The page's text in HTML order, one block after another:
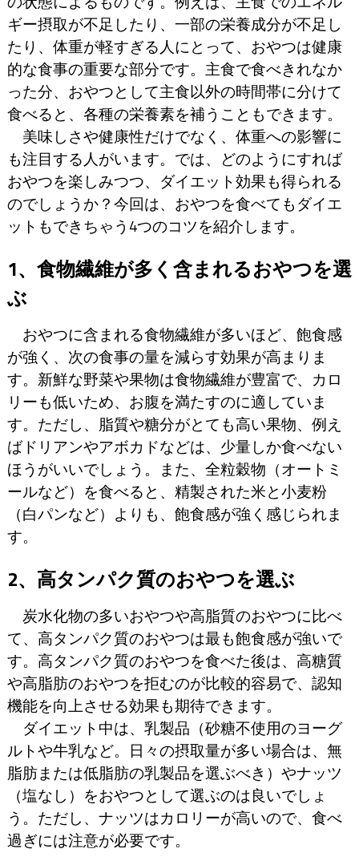
ギー摂取が不足したり、一部の栄養成分が不足し
たり、体重が軽すぎる人にとって、おやつは健康
的な食事の重要な部分です。主食で食べきれなか
った分、おやつとして主食以外の時間帯に分けて
食べると、各種の栄養素を補うこともできます。
美味しさや健康性だけでなく、体重への影響に
も注目する人がいます。では、どのようにすれば
おやつを楽しみつつ、ダイエット効果も得られる
のでしょうか？今回は、おやつを食べてもダイエ
ットもできちゃう4つのコツを紹介します。
1、食物繊維が多く含まれるおやつを選
ぶ
おやつに含まれる食物繊維が多いほど、飽食感
が強く、次の食事の量を減らす効果が高まりま
す。新鮮な野菜や果物は食物繊維が豊富で、カロ
リーも低いため、お腹を満たすのに適していま
す。ただし、脂質や糖分がとても高い果物、例え
ばドリアンやアボカドなどは、少量しか食べない
ほうがいいでしょう。また、全粒穀物（オートミ
ールなど）を食べると、精製された米と小麦粉
（白パンなど）よりも、飽食感が強く感じられま
す。
2、高タンパク質のおやつを選ぶ
炭水化物の多いおやつや高脂質のおやつに比べ
て、高タンパク質のおやつは最も飽食感が強いで
す。高タンパク質のおやつを食べた後は、高糖質
や高脂肪のおやつを拒むのが比較的容易で、認知
機能を向上させる効果も期待できます。
ダイエット中は、乳製品（砂糖不使用のヨーグ
ルトや牛乳など。日々の摂取量が多い場合は、無
脂肪または低脂肪の乳製品を選ぶべき）やナッツ
（塩なし）をおやつとして選ぶのは良いでしょ
う。ただし、ナッツはカロリーが高いので、食べ
過ぎには注意が必要です。